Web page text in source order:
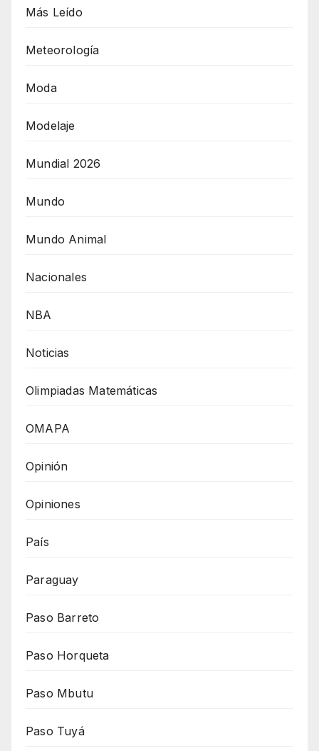
Más Leído
Meteorología
Moda
Modelaje
Mundial 2026
Mundo
Mundo Animal
Nacionales
NBA
Noticias
Olimpiadas Matemáticas
OMAPA
Opinión
Opiniones
País
Paraguay
Paso Barreto
Paso Horqueta
Paso Mbutu
Paso Tuyá